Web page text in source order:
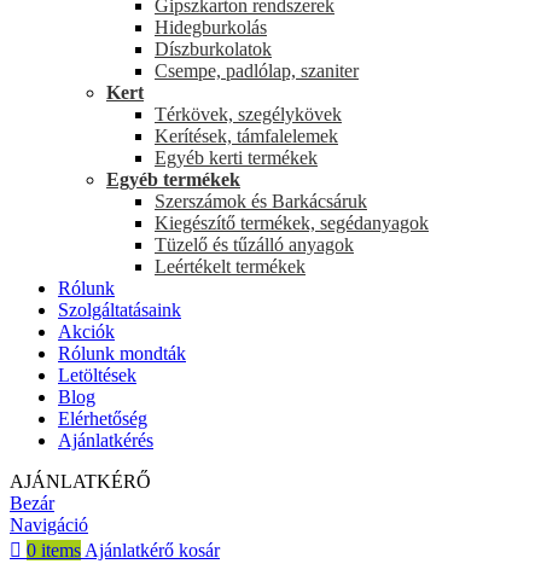
Gipszkarton rendszerek
Hidegburkolás
Díszburkolatok
Csempe, padlólap, szaniter
Kert
Térkövek, szegélykövek
Kerítések, támfalelemek
Egyéb kerti termékek
Egyéb termékek
Szerszámok és Barkácsáruk
Kiegészítő termékek, segédanyagok
Tüzelő és tűzálló anyagok
Leértékelt termékek
Rólunk
Szolgáltatásaink
Akciók
Rólunk mondták
Letöltések
Blog
Elérhetőség
Ajánlatkérés
AJÁNLATKÉRŐ
Bezár
Navigáció
0 items Ajánlatkérő kosár